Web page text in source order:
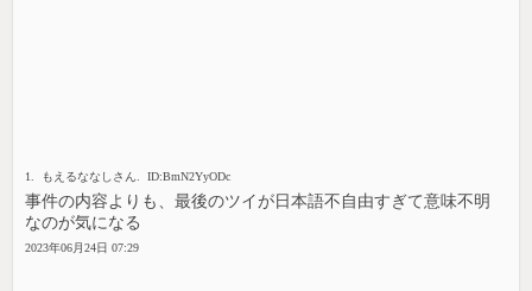
1. もえるななしさん. ID:BmN2YyODc
事件の内容よりも、最後のツイが日本語不自由すぎて意味不明
なのが気になる
2023年06月24日 07:29